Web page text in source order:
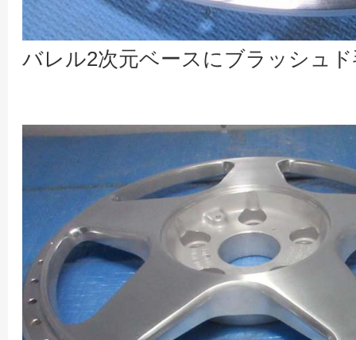
バレル2次元ベースにブラッシュ